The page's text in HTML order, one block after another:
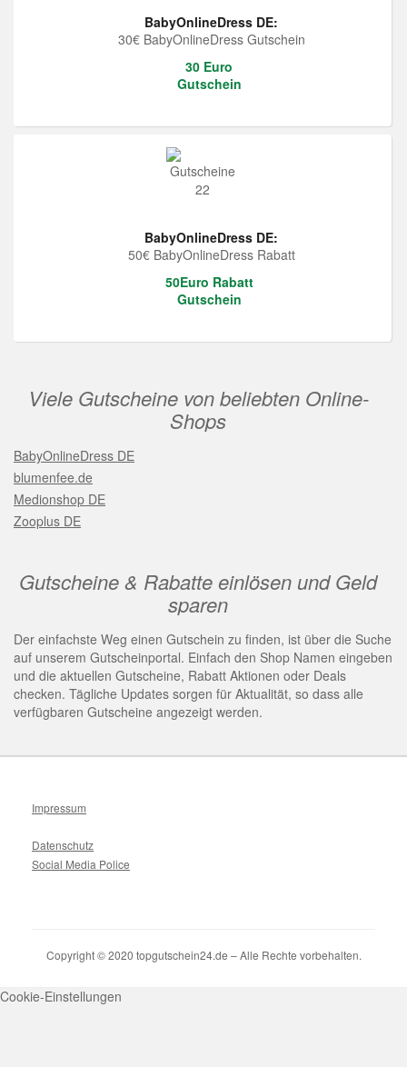
BabyOnlineDress DE:
30€ BabyOnlineDress Gutschein
30 Euro
Gutschein
BabyOnlineDress DE:
50€ BabyOnlineDress Rabatt
50Euro Rabatt
Gutschein
Viele Gutscheine von beliebten Online-
Shops
BabyOnlineDress DE
blumenfee.de
Medionshop DE
Zooplus DE
Gutscheine & Rabatte einlösen und Geld
sparen
Der einfachste Weg einen Gutschein zu finden, ist über die Suche
auf unserem Gutscheinportal. Einfach den Shop Namen eingeben
und die aktuellen Gutscheine, Rabatt Aktionen oder Deals
checken. Tägliche Updates sorgen für Aktualität, so dass alle
verfügbaren Gutscheine angezeigt werden.
Impressum
Datenschutz
Social Media Police
Copyright © 2020 topgutschein24.de – Alle Rechte vorbehalten.
Cookie-Einstellungen